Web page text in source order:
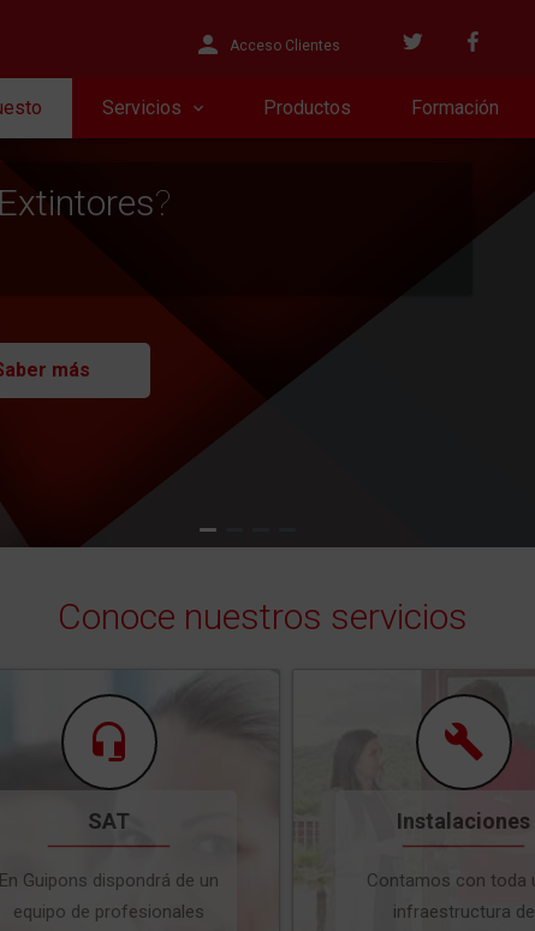
Acceso Clientes
Servicios Productos Formación
?
más
Conoce nuestros servicios
SAT
En Guipons dispondrá de un
equipo de profesionales
Instalaciones
Contamos con toda
infraestructura de